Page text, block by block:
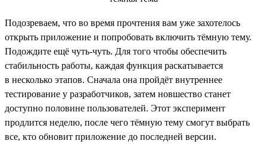
Подозреваем, что во время прочтения вам уже захотелось
открыть приложение и попробовать включить тёмную тему.
Подождите ещё чуть-чуть. Для того чтобы обеспечить
стабильность работы, каждая функция раскатывается
в несколько этапов. Сначала она пройдёт внутреннее
тестирование у разработчиков, затем новшество станет
доступно половине пользователей. Этот эксперимент
продлится неделю, после чего тёмную тему смогут выбрать
все, кто обновит приложение до последней версии.